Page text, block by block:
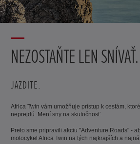
NEZOSTAŇTE LEN SNÍVAŤ.
JAZDITE.
Africa Twin vám umožňuje prístup k cestám,
neprejdú. Mení sny na skutočnosť.
Preto sme pripravili akciu "Adventure Roads" -
motocykel Africa Twin na tých najkrajších a